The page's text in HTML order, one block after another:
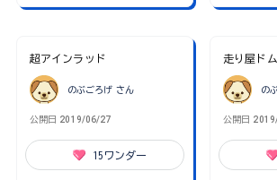
超アインラッド
のぶごろげ さん
公開日 2019/06/27
15 ワンダー
走り屋ド
の
公開日